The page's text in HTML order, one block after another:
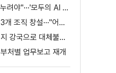
"AI 혜택, 모두가 누려야"···'모두의 AI 성장사다리' 출범
국방방첩본부 등 3개 조직 창설···"어두운 방첩사 결별"
초격차 산업·에너지 강국으로 대체불가 대한민국 이재명 대통령 모두말씀
처별 업무보고 재개